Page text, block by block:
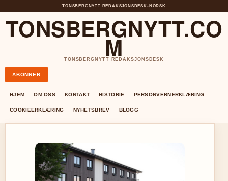
TONSBERGNYTT REDAKSJONSDESK• NORSK
TONSBERGNYTT.CO
M
TONSBERGNYTT REDAKSJONSDESK
ABONNER
HJEM OM OSS KONTAKT HISTORIE PERSONVERNERKLÆRING
COOKIEERKLÆRING NYHETSBREV BLOGG